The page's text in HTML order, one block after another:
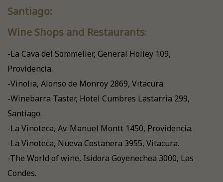
Santiago:
Wine Shops and Restaurants:
-La Cava del Sommelier, General Holley 109,
Providencia.
-Vinolia, Alonso de Monroy 2869, Vitacura.
-Winebarra Taster, Hotel Cumbres Lastarria 299,
Santiago.
-La Vinoteca, Av. Manuel Montt 1450, Providencia.
-La Vinoteca, Nueva Costanera 3955, Vitacura.
-The World of wine, Isidora Goyenechea 3000, Las
Condes.